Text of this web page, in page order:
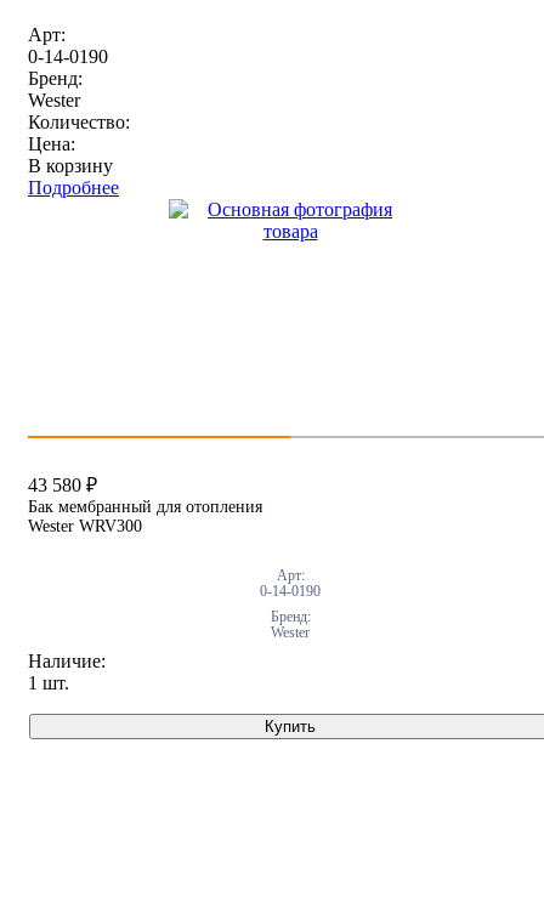
Арт:
0-14-0190
Бренд:
Wester
Количество:
Цена:
В корзину
Подробнее
43 580 ₽
Бак мембранный для отопления
Wester WRV300
Арт:
0-14-0190
Бренд:
Wester
Наличие:
1 шт.
Купить